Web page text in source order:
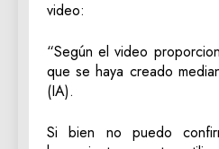
video:
“Según el video
que se haya creado
(IA).
Si bien no puedo